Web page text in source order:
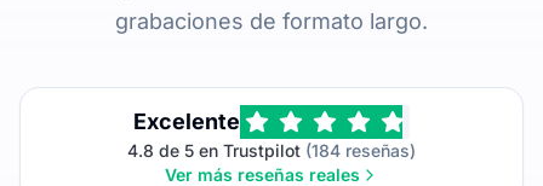
grabaciones de formato largo.
Excelente
4.8 de 5 en Trustpilot (184 reseñas)
Ver más reseñas reales